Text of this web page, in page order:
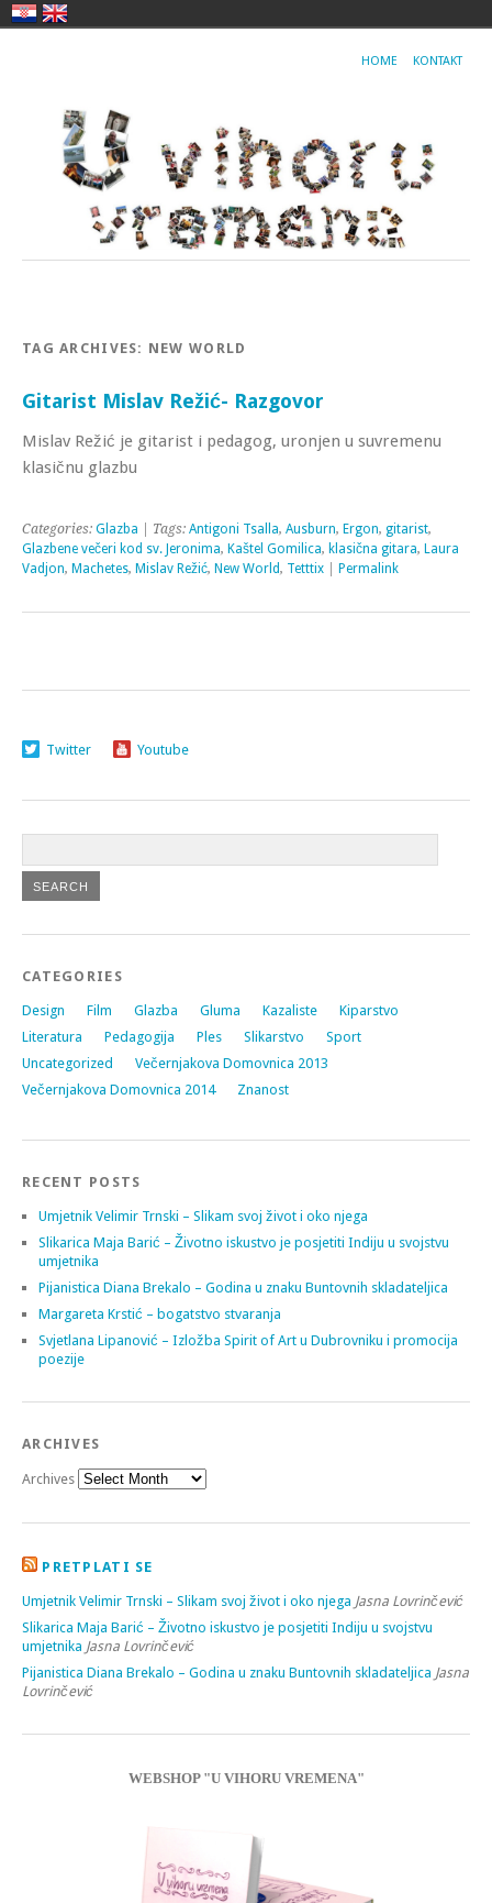
HOME KONTAKT
TAG ARCHIVES: NEW WORLD
Gitarist Mislav Režić- Razgovor
Mislav Režić je gitarist i pedagog, uronjen u suvremenu
klasičnu glazbu
Categories: Glazba | Tags: Antigoni Tsalla, Ausburn, Ergon, gitarist,
Glazbene večeri kod sv. Jeronima, Kaštel Gomilica, klasična gitara, Laura
Vadjon, Machetes, Mislav Režić, New World, Tetttix Permalink
Twitter Youtube
CATEGORIES
Design Film Glazba Gluma Kazaliste
Kiparstvo
Literatura
Pedagogija Ples Slikarstvo
Sport
Uncategorized
Večernjakova Domovnica 2013
Večernjakova Domovnica 2014
Znanost
RECENT POSTS
Umjetnik Velimir Trnski – Slikam svoj život i oko njega
Slikarica Maja Barić – Životno iskustvo je posjetiti Indiju u svojstvu
umjetnika
Pijanistica Diana Brekalo – Godina u znaku Buntovnih skladateljica
Margareta Krstić – bogatstvo stvaranja
Svjetlana Lipanović – Izložba Spirit of Art u Dubrovniku i promocija
poezije
ARCHIVES
Archives
PRETPLATI SE
Umjetnik Velimir Trnski – Slikam svoj život i oko njega Jasna Lovrinčević
Slikarica Maja Barić – Životno iskustvo je posjetiti Indiju u svojstvu
umjetnika Jasna Lovrinčević
Pijanistica Diana Brekalo – Godina u znaku Buntovnih skladateljica Jasna
Lovrinčević
WEBSHOP "U VIHORU VREMENA"